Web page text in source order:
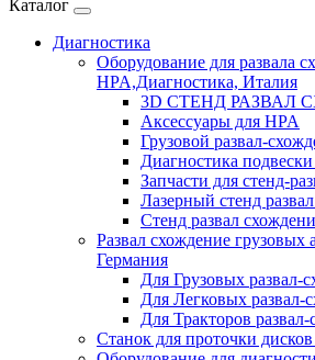
Каталог
Диагностика
Оборудование для развала
HPA,Диагностика, Италия
3D СТЕНД РАЗВАЛ
Аксессуары для HPA
Грузовой развал-
Диагностика
Запчасти для стенд-
Лазерный стенд
Стенд развал
Развал схождение
Германия
Для Грузовых развал-
Для Легковых развал-
Для Тракторов
Станок для проточки